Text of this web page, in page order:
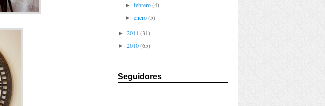
►febrero (4)
►enero (5)
► 2011 (31)
► 2010(65)
Seguidores